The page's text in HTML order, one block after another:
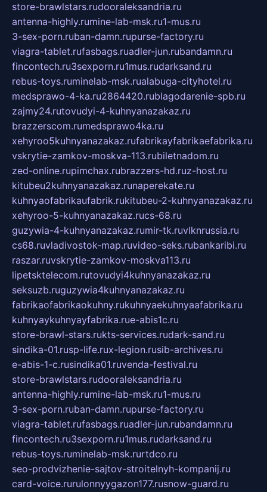
store-brawlstars.rudooraleksandria.ru
antenna-highly.rumine-lab-msk.ru1-mus.ru
3-sex-porn.ruban-damn.rupurse-factory.ru
viagra-tablet.rufasbags.ruadler-jun.rubandamn.ru
fincontech.ru3sexporn.ru1mus.rudarksand.ru
rebus-toys.ruminelab-msk.rualabuga-cityhotel.ru
medsprawo-4-ka.ru2864420.rublagodarenie-spb.ru
zajmy24.rutovudyi-4-kuhnyanazakaz.ru
brazzerscom.rumedsprawo4ka.ru
xehyroo5kuhnyanazakaz.rufabrikayfabrikaefabrika.ru
vskrytie-zamkov-moskva-113.rubiletnadom.ru
zed-online.rupimchax.rubrazzers-hd.ruz-host.ru
kitubeu2kuhnyanazakaz.runaperekate.ru
kuhnyaofabrikaufabrik.rukitubeu-2-kuhnyanazakaz.ru
xehyroo-5-kuhnyanazakaz.rucs-68.ru
guzywia-4-kuhnyanazakaz.rumir-tk.ruvlknrussia.ru
cs68.ruvladivostok-map.ruvideo-seks.rubankaribi.ru
raszar.ruvskrytie-zamkov-moskva113.ru
lipetsktelecom.rutovudyi4kuhnyanazakaz.ru
seksuzb.ruguzywia4kuhnyanazakaz.ru
fabrikaofabrikaokuhny.rukuhnyaekuhnyaafabrika.ru
kuhnyaykuhnyayfabrika.rue-abis1c.ru
store-brawl-stars.rukts-services.rudark-sand.ru
sindika-01.rusp-life.rux-legion.rusib-archives.ru
e-abis-1-c.rusindika01.ruvenda-festival.ru
store-brawlstars.rudooraleksandria.ru
antenna-highly.rumine-lab-msk.ru1-mus.ru
3-sex-porn.ruban-damn.rupurse-factory.ru
viagra-tablet.rufasbags.ruadler-jun.rubandamn.ru
fincontech.ru3sexporn.ru1mus.rudarksand.ru
rebus-toys.ruminelab-msk.rurtdco.ru
seo-prodvizhenie-sajtov-stroitelnyh-kompanij.ru
card-voice.rurulonnyygazon177.rusnow-guard.ru